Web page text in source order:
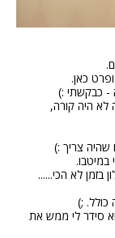
כאן.
- כבקשתי :)
לא היה קורה,
שהיה צריך :)
במיטבו.
בזמן לא הכי......
כולל. ;)
סידר לי ממש את